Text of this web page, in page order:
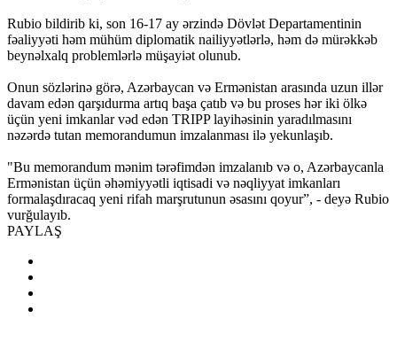
Rubio bildirib ki, son 16-17 ay ərzində Dövlət Departamentinin
fəaliyyəti həm mühüm diplomatik nailiyyətlərlə, həm də mürəkkəb
beynəlxalq problemlərlə müşayiət olunub.
Onun sözlərinə görə, Azərbaycan və Ermənistan arasında uzun illər
davam edən qarşıdurma artıq başa çatıb və bu proses hər iki ölkə
üçün yeni imkanlar vəd edən TRIPP layihəsinin yaradılmasını
nəzərdə tutan memorandumun imzalanması ilə yekunlaşıb.
"Bu memorandum mənim tərəfimdən imzalanıb və o, Azərbaycanla
Ermənistan üçün əhəmiyyətli iqtisadi və nəqliyyat imkanları
formalaşdıracaq yeni rifah marşrutunun əsasını qoyur”, - deyə Rubio
vurğulayıb.
PAYLAŞ